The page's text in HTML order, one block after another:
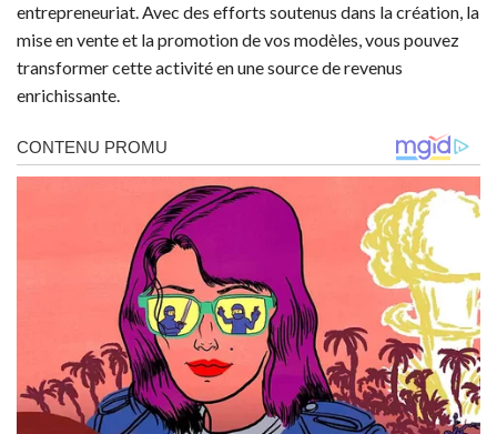
entrepreneuriat. Avec des efforts soutenus dans la création, la
mise en vente et la promotion de vos modèles, vous pouvez
transformer cette activité en une source de revenus
enrichissante.